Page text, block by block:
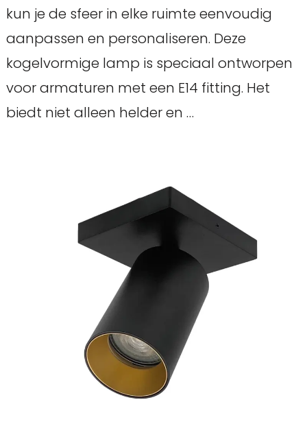
kun je de sfeer in elke ruimte eenvoudig
aanpassen en personaliseren. Deze
kogelvormige lamp is speciaal ontworpen
voor armaturen met een E14 fitting. Het
biedt niet alleen helder en …